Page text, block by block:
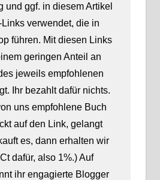
und ggf. in diesem Artikel
verwendet, die in
führen. Mit diesen Links
geringen Anteil an
jeweils empfohlenen
Ihr bezahlt dafür nichts.
uns empfohlene Buch
auf den Link, gelangt
es, dann erhalten wir
dafür, also 1%.) Auf
ihr engagierte Blogger